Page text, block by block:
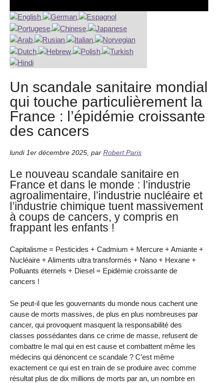
Un scandale sanitaire mondial
qui touche particulièrement la
France : l’épidémie croissante
des cancers
lundi 1er décembre 2025 par Robert Paris
Le nouveau scandale sanitaire en
France et dans le monde : l’industrie
agroalimentaire, l’industrie nucléaire et
l’industrie chimique tuent massivement
à coups de cancers, y compris en
frappant les enfants !
Capitalisme = Pesticides + Cadmium + Mercure + Amiante +
Nucléaire + Aliments ultra transformés + Nano + Hexane +
Polluants éternels + Diesel = Epidémie croissante de
cancers !
Se peut-il que les gouvernants du monde nous cachent une
cause de morts massives, de plus en plus nombreuses par
cancer, qui provoquent masquent la responsabilité des
classes possédantes dans ce crime de masse, refusent de
combattre le mal qui en est cause et combattent même les
médecins qui dénoncent ce scandale ? C’est même
exactement ce qui est en train de se produire avec comme
résultat plus de dix millions de morts par an, un nombre en